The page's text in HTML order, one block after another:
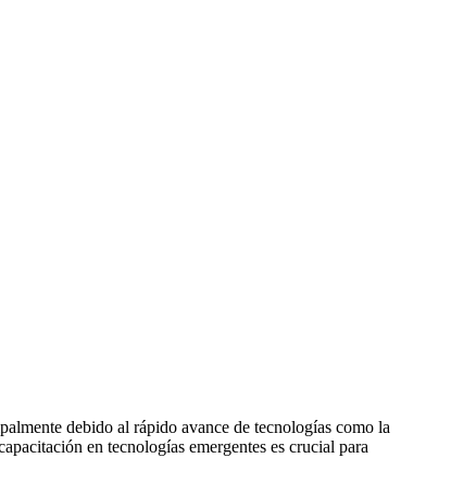
debido al rápido avance de tecnologías como la
en tecnologías emergentes es crucial para